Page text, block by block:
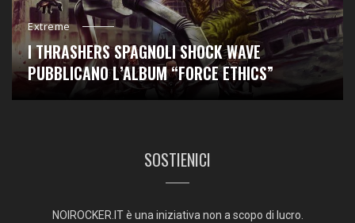
Extreme
I THRASHERS SPAGNOLI SHOCK WAVE
PUBBLICANO L’ALBUM “FORCE ETHICS”
SOSTIENICI
NOIROCKER.IT è una iniziativa non a scopo di lucro.